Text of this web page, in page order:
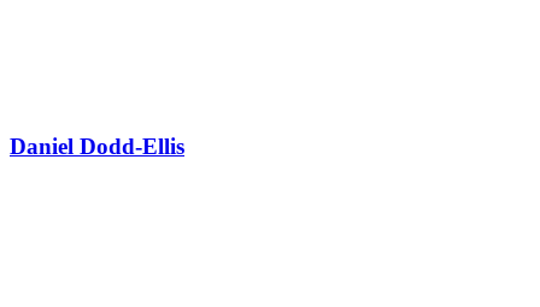
Daniel Dodd-Ellis